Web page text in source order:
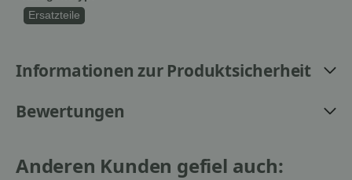
Ersatzteile
Informationen zur Produktsicherheit
Bewertungen
Anderen Kunden gefiel auch: